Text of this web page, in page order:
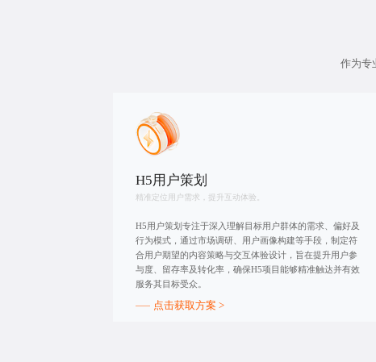
作为专
H5用户策划
精准定位用户需求，提升互动体验。
H5用户策划专注于深入理解目标用户群体的需求、偏好及
行为模式，通过市场调研、用户画像构建等手段，制定符
合用户期望的内容策略与交互体验设计，旨在提升用户参
与度、留存率及转化率，确保H5项目能够精准触达并有效
服务其目标受众。
点击获取方案 >